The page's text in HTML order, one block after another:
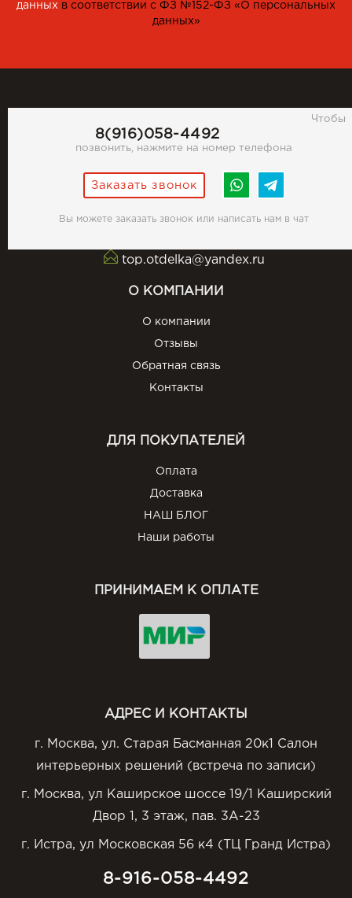
данных в соответствии с ФЗ №152-ФЗ «О персональных
данных»
8(916)058-4492
Чтобы
позвонить, нажмите на номер телефона
Заказать звонок
Вы можете заказать звонок или написать нам в чат
top.otdelka@yandex.ru
О КОМПАНИИ
О компании
Отзывы
Обратная связь
Контакты
ДЛЯ ПОКУПАТЕЛЕЙ
Оплата
Доставка
НАШ БЛОГ
Наши работы
ПРИНИМАЕМ К ОПЛАТЕ
АДРЕС И КОНТАКТЫ
г. Москва, ул. Старая Басманная 20к1 Салон
интерьерных решений (встреча по записи)
г. Москва, ул Каширское шоссе 19/1 Каширский
Двор 1, 3 этаж, пав. 3А-23
г. Истра, ул Московская 56 к4 (ТЦ Гранд Истра)
8-916-058-4492